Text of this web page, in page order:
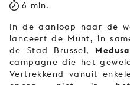
6 min.
In de aanloop naar de
lanceert de Munt, in
de Stad Brussel,
campagne die het
Vertrekkend vanuit